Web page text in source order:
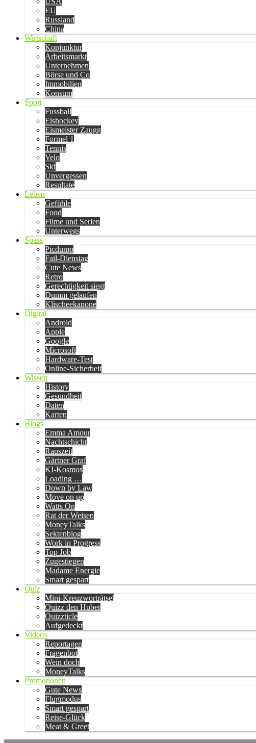
EU
Russland
China
Wirtschaft
Konjunktur
Arbeitsmarkt
Unternehmen
Börse und Co
Immobilien
Konsum
Sport
Fussball
Eishockey
Eismeister Zaugg
Formel 1
Tennis
Velo
Ski
Unvergessen
Resultate
Leben
Gefühle
Food
Filme und Serien
Unterwegs
Spass
Picdump
Fail-Dienstag
Cute News
Retro
Gerechtigkeit siegt
Dumm gelaufen
Klischeekanone
Digital
Android
Apple
Google
Microsoft
Hardware-Test
Online-Sicherheit
Wissen
History
Gesundheit
Daten
Karten
Blogs
Emma Amour
Nachtschicht
Rauszeit
Gärtner Graf
KI-Kosmos
Loading …
Down by Law
Move on up
Watts On
Rat der Weisen
MoneyTalks
Sektenblog
Work in Progress
Top Job
Zugestiegen
Madame Energie
Smart gespart
Quiz
Mini-Kreuzworträtsel
Quizz den Huber
Quizzticle
Aufgedeckt
Videos
Reportagen
Fragenbot
Wein doch
MoneyTalks
Promotionen
Gute News
Flugmodus
Smart gespart
Reise-Glück
Meat & Greet